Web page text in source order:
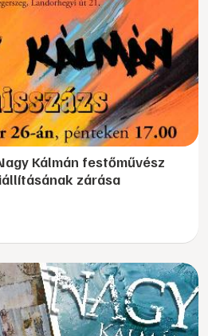
Kálmán festőművész
zárása